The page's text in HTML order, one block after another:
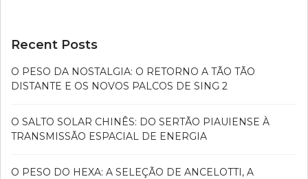
Recent Posts
O PESO DA NOSTALGIA: O RETORNO A TÃO TÃO
DISTANTE E OS NOVOS PALCOS DE SING 2
O SALTO SOLAR CHINÊS: DO SERTÃO PIAUIENSE À
TRANSMISSÃO ESPACIAL DE ENERGIA
O PESO DO HEXA: A SELEÇÃO DE ANCELOTTI, A